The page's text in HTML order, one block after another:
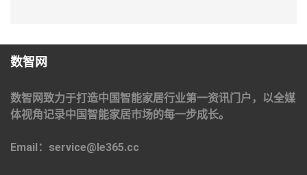
数智网
数智网致力于打造中国智能家居行业第一资讯门户，以全媒
体视角记录中国智能家居市场的每一步成长。
Email：service@le365.cc